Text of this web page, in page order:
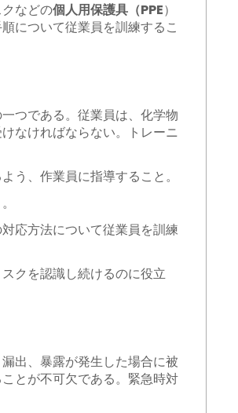
などの個人用保護具（PPE）
について従業員を訓練するこ
つである。従業員は、化学物
なければならない。トレーニ
う、作業員に指導すること。
応方法について従業員を訓練
クを認識し続けるのに役立
出、暴露が発生した場合に被
とが不可欠である。緊急時対